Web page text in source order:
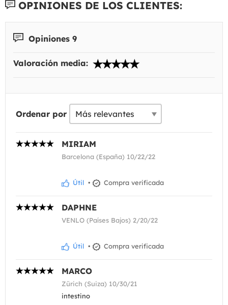
OPINIONES DE LOS CLIENTES:
Opiniones 9
Valoración media:
Ordenar por
MIRIAM
Barcelona (España) 10/22/22
Útil • Compra verificada
DAPHNE
VENLO (Países Bajos) 2/20/22
Útil • Compra verificada
MARCO
Zürich (Suiza) 10/30/21
intestino